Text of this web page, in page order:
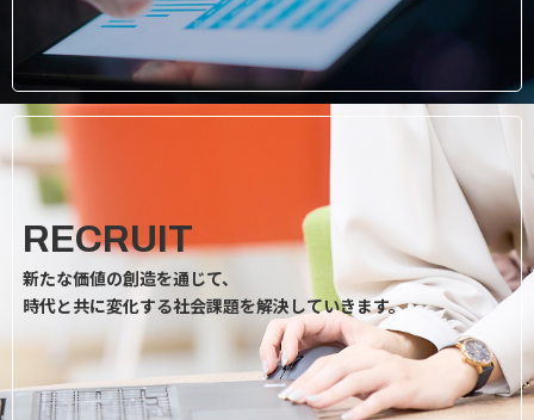
RECRUIT
新たな価値の創造を通じて、
時代と共に変化する社会課題を解決していきます。